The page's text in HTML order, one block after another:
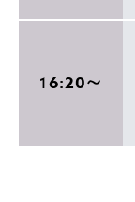
16:20〜